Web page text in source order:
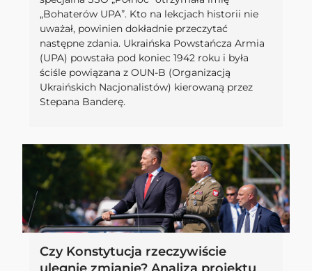
„Bohaterów UPA”. Kto na lekcjach historii nie
uważał, powinien dokładnie przeczytać
następne zdania. Ukraińska Powstańcza Armia
(UPA) powstała pod koniec 1942 roku i była
ściśle powiązana z OUN-B (Organizacją
Ukraińskich Nacjonalistów) kierowaną przez
Stepana Banderę.
Czy Konstytucja rzeczywiście